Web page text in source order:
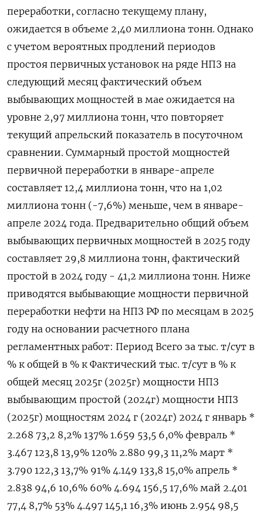
переработки, согласно текущему плану,
ожидается в объеме 2,40 миллиона тонн. Однако
с учетом вероятных продлений периодов
простоя первичных установок на ряде НПЗ на
следующий месяц фактический объем
выбывающих мощностей в мае ожидается на
уровне 2,97 миллиона тонн, что повторяет
текущий апрельский показатель в посуточном
сравнении. Суммарный простой мощностей
первичной переработки в январе-апреле
составляет 12,4 миллиона тонн, что на 1,02
миллиона тонн (-7,6%) меньше, чем в январе-
апреле 2024 года. Предварительно общий объем
выбывающих первичных мощностей в 2025 году
составляет 29,8 миллиона тонн, фактический
простой в 2024 году - 41,2 миллиона тонн. Ниже
приводятся выбывающие мощности первичной
переработки нефти на НПЗ РФ по месяцам в 2025
году на основании расчетного плана
регламентных работ: Период Всего за тыс. т/сут в
% к общей в % к Фактический тыс. т/сут в % к
общей месяц 2025г (2025г) мощности НПЗ
выбывающим простой (2024г) мощности НПЗ
(2025г) мощностям 2024 г (2024г) 2024 г январь *
2.268 73,2 8,2% 137% 1.659 53,5 6,0% февраль *
3.467 123,8 13,9% 120% 2.880 99,3 11,2% март *
3.790 122,3 13,7% 91% 4.149 133,8 15,0% апрель *
2.838 94,6 10,6% 60% 4.694 156,5 17,6% май 2.401
77,4 8,7% 53% 4.497 145,1 16,3% июнь 2.954 98,5